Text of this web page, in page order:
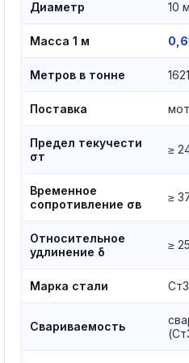
Диаметр 10
Масса 1 м
Метров в тонне
Поставка
Предел текучести
σт
≥
Временное
сопротивление σв
≥
Относительное
удлинение δ
≥
Марка стали Ст3
Свариваемость